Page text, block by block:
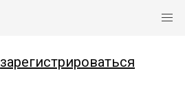
зарегистрироваться